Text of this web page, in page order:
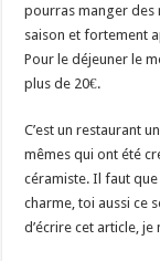
pourras manger des
saison et fortement
Pour le déjeuner le
plus de 20€.
C’est un restaurant
mêmes qui ont été
céramiste. Il faut
charme, toi aussi ce
d’écrire cet article, je